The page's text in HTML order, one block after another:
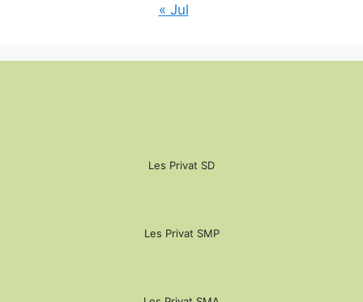
« Jul
Les Privat SD
Les Privat SMP